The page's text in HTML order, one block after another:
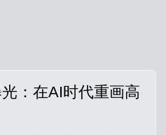
：在AI时代重画高